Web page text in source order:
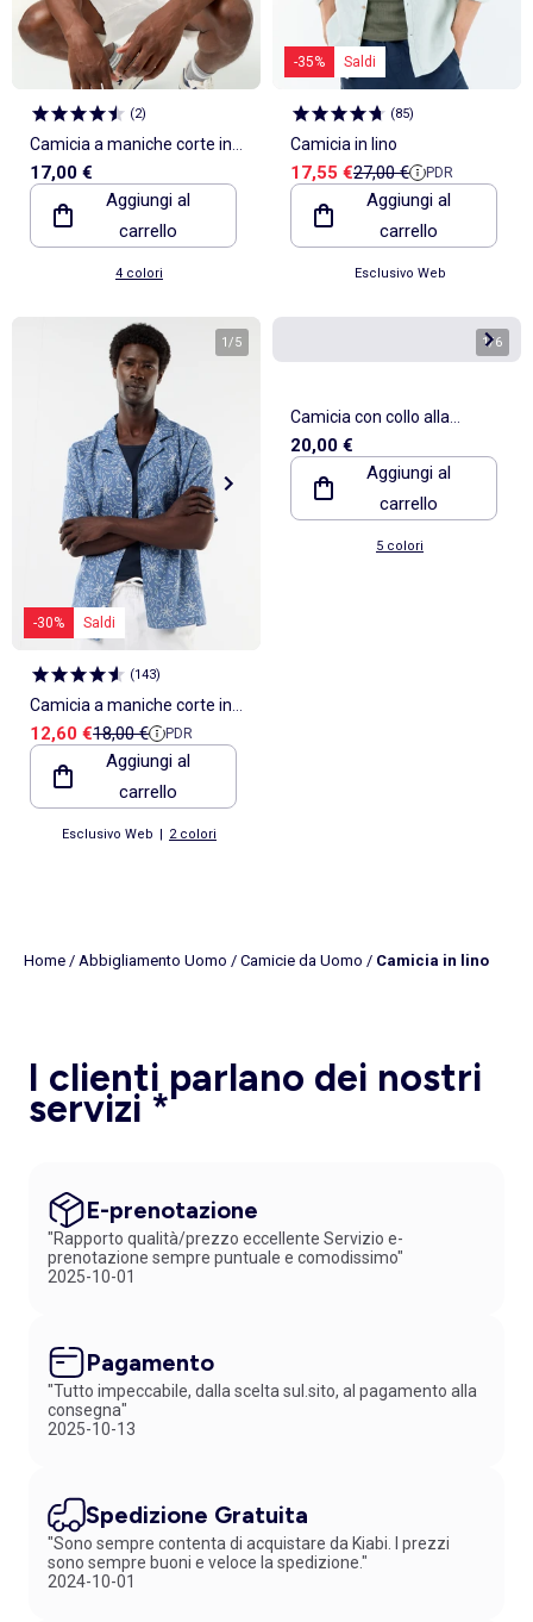
(2)
Camicia a maniche corte in
misto lino
17,00 €
Aggiungi al
carrello
4 colori
-35% Saldi
(85)
Camicia in lino
Prezzo di vendita
17,55 €Prezzo di riferimento
27,00 € PDR
Aggiungi al
carrello
Esclusivo Web
-30% Saldi
1/5
(143)
Camicia a maniche corte in
misto lino
Prezzo di vendita
12,60 €Prezzo di riferimento
18,00 € PDR
Aggiungi al
carrello
Esclusivo Web | 2 colori
1/6
Camicia con collo alla
coreana e lino
20,00 €
Aggiungi al
carrello
5 colori
Home / Abbigliamento Uomo / Camicie da Uomo / Camicia in lino
I clienti parlano dei nostri
servizi *
E-prenotazione
"Rapporto qualità/prezzo eccellente Servizio e-
prenotazione sempre puntuale e comodissimo"
2025-10-01
Pagamento
"Tutto impeccabile, dalla scelta sul.sito, al pagamento alla
consegna"
2025-10-13
Spedizione Gratuita
"Sono sempre contenta di acquistare da Kiabi. I prezzi
sono sempre buoni e veloce la spedizione."
2024-10-01